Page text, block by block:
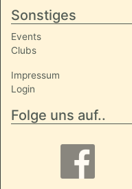
Sonstiges
Events
Clubs
Impressum
Login
Folge uns auf..